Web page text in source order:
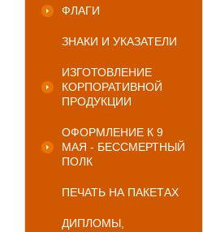
ФЛАГИ
ЗНАКИ И УКАЗАТЕЛИ
ИЗГОТОВЛЕНИЕ
КОРПОРАТИВНОЙ
ПРОДУКЦИИ
ОФОРМЛЕНИЕ К 9
МАЯ - БЕССМЕРТНЫЙ
ПОЛК
ПЕЧАТЬ НА ПАКЕТАХ
ДИПЛОМЫ,